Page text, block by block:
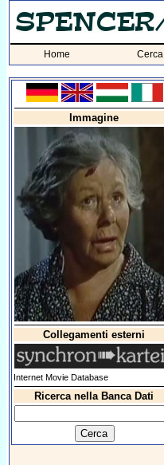
Home Cerca
Immagine
Collegamenti esterni
Internet Movie Database
Ricerca nella Banca Dati